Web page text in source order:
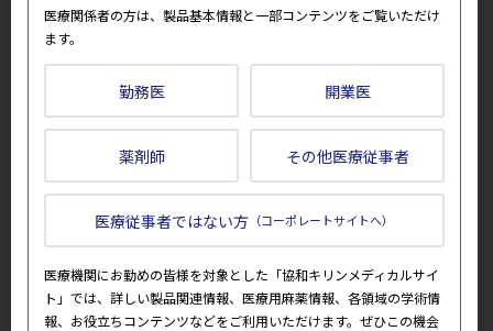
希少疾患
協和キリンWebセミナー
13:15～13:45
医療関係者の方は、製品基本情報と一部コンテンツをご覧いただけ
ます。
勤務医 開業医
薬剤師 その他医療従事者
医療従事者ではない方 （コーポレートサイトへ）
医療機関にお勤めの皆様を対象とした「協和キリンメディカルサイ
ト」では、詳しい製品関連情報、医療用麻薬情報、各領域の学術情
報、お役立ちコンテンツなどをご利用いただけます。ぜひこの機会